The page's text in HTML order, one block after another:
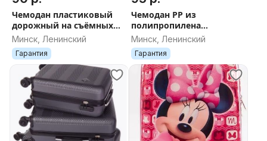
Чемодан пластиковый
дорожный на съёмных
колесах новый в Минске
ДОСТАВКА поликарбонат
св-коричневый
Минск, Ленинский
Гарантия
Чемодан PP из
полипропилена
(ударопрочный пластик)
Минск, Ленинский
Гарантия